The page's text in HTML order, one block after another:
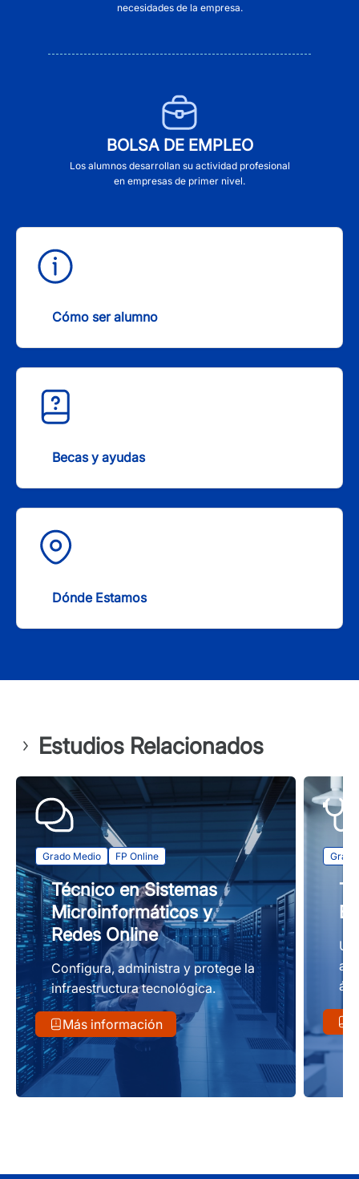
necesidades de la empresa.
BOLSA DE EMPLEO
Los alumnos desarrollan su actividad profesional
en empresas de primer nivel.
Cómo ser alumno
Becas y ayudas
Dónde Estamos
Estudios Relacionados
Grado Medio FP Online
Técnico en Sistemas
Microinformáticos y
Redes Online
Configura, administra y protege la
infraestructura tecnológica.
Más información